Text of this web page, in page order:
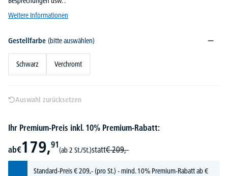
Weitere Informationen
Gestellfarbe (bitte auswählen)
Schwarz Verchromt
Auswahl zurücksetzen
Ihr Premium-Preis inkl. 10% Premium-Rabatt:
ab€179,91
(ab 2 St./St.)statt€ 209,-
Standard-Preis€209,-(pro St.) - mind. 10% Premium-Rabatt ab €